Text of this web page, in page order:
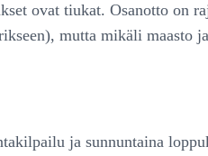
ovat tiukat. Osanotto on
mutta mikäli maasto
ja sunnuntaina